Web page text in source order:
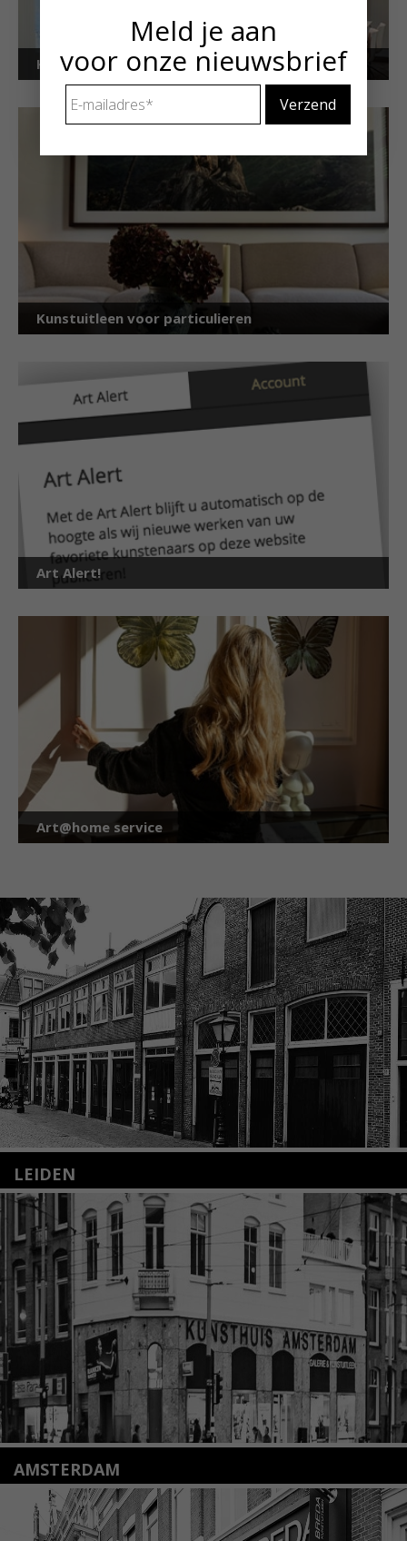
Kunstuitleen voor bedrijven
Kunstuitleen voor particulieren
Art Alert!
Art@home service
LEIDEN
Nieuwstraat 35
2312 KA Leiden
+31(0)71 – 52 84 480
info@kunsthuisleiden.nl
Lees meer
AMSTERDAM
Amstelveenseweg 135
1075 VX Amsterdam
+31 (0)20 2332546
Meld je aan
voor onze nieuwsbrief
mailadres *